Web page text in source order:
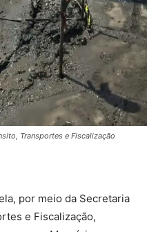
Transportes e Fiscalização
por meio da Secretaria
e Fiscalização,